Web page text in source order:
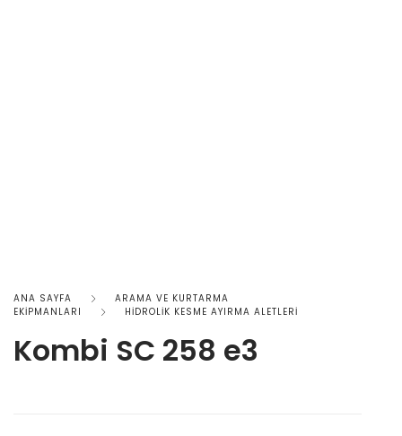
ANA SAYFA
ARAMA VE KURTARMA
EKİPMANLARI
HİDROLİK KESME AYIRMA ALETLERİ
Kombi SC 258 e3